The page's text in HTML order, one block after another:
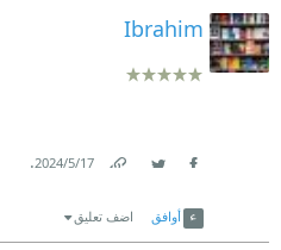
Ibrahim
17‏/5‏/2024
.
أوافق اضف تعليق